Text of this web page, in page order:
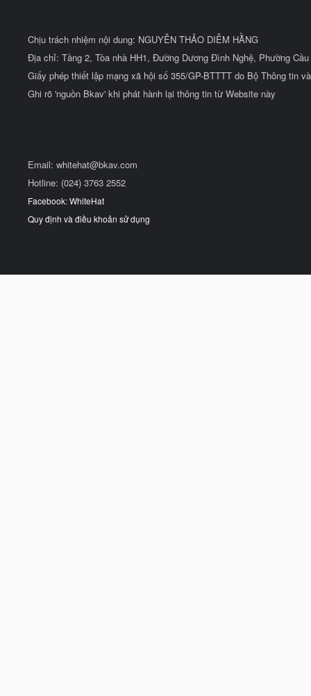
Chịu trách nhiệm nội dung: NGUYỄN THẢO DIỄM HẰNG
Địa chỉ: Tầng 2, Tòa nhà HH1, Đường Dương Đình Nghệ, Phường
Giấy phép thiết lập mạng xã hội số 355/GP-BTTTT do Bộ Thông tin
Ghi rõ 'nguồn Bkav' khi phát hành lại thông tin từ Website này
Email: whitehat@bkav.com
Hotline: (024) 3763 2552
Facebook: WhiteHat
Quy định và điều khoản sử dụng